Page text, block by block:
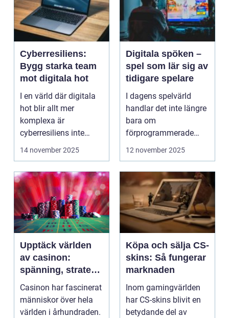
Cyberresiliens:
Bygg starka team
mot digitala hot
I en värld där digitala
hot blir allt mer
komplexa är
cyberresiliens inte
längre...
14 november 2025
Digitala spöken –
spel som lär sig av
tidigare spelare
I dagens spelvärld
handlar det inte längre
bara om
förprogrammerade
banor och fasta m...
12 november 2025
Upptäck världen
av casinon:
spänning, strategi
och tur
Casinon har fascinerat
människor över hela
världen i århundraden.
Köpa och sälja CS-
skins: Så fungerar
marknaden
Inom gamingvärlden
har CS-skins blivit en
betydande del av